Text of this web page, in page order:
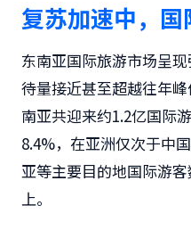
复苏加速中，
东南亚国际旅游市场呈
待量接近甚至超越往年
南亚共迎来约1.2亿国际
8.4%，在亚洲仅次于中
亚等主要目的地国际游
上。